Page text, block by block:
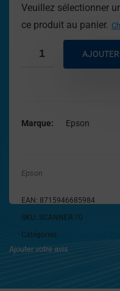
Veuillez sélectionner
ce produit au panier.
Marque Epson
Epson
EAN: 8715946685984
SKU: SCANNER-70
Catégories:
Ajouter votre avis